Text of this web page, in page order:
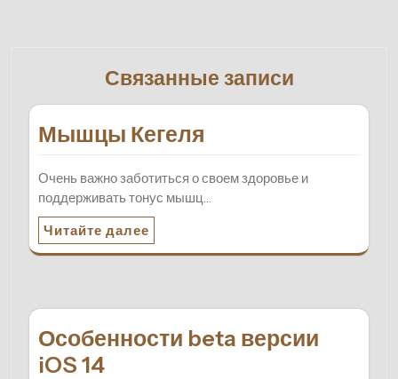
Связанные записи
Мышцы Кегеля
Очень важно заботиться о своем здоровье и
поддерживать тонус мышц…
Читайте далее
Особенности beta версии
iOS 14